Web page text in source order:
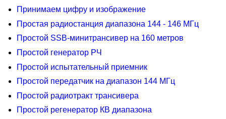
Принимаем цифру и изображение
Простая радиостанция диапазона 144 - 146 МГц
Простой SSB-минитрансивер на 160 метров
Простой генератор РЧ
Простой испытательный приемник
Простой передатчик на диапазон 144 МГц
Простой радиотракт трансивера
Простой регенератор КВ диапазона